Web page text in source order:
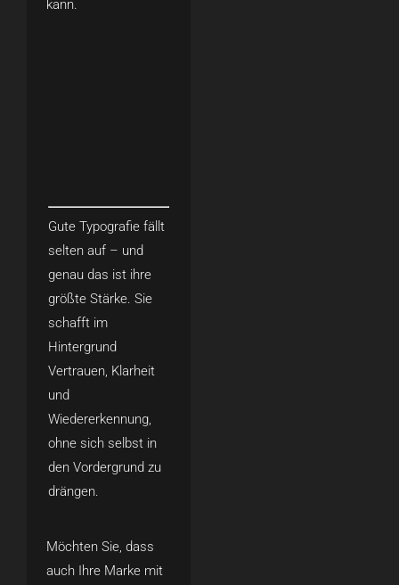
kann.
Gute Typografie fällt
selten auf – und
genau das ist ihre
größte Stärke. Sie
schafft im
Hintergrund
Vertrauen, Klarheit
und
Wiedererkennung,
ohne sich selbst in
den Vordergrund zu
drängen.
Möchten Sie, dass
auch Ihre Marke mit